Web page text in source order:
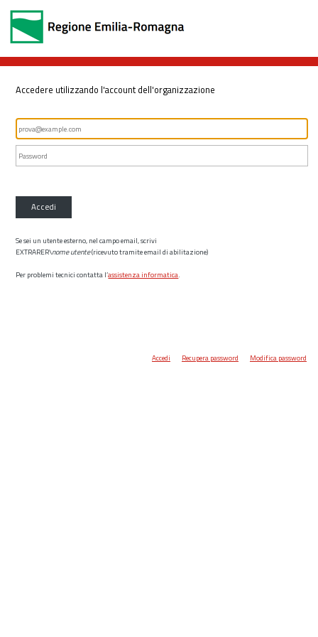
Accedere utilizzando l'account dell'organizzazione
Accedi
Se sei un utente esterno, nel campo email, scrivi
EXTRARER\nome utente(ricevuto tramite email di abilitazione)
Per problemi tecnici contatta l’assistenza informatica.
Accedi Recupera password Modifica password